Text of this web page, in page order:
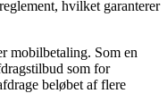
hvilket garanterer
mobilbetaling. Som en
som for
beløbet af flere